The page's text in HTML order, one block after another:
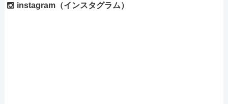
instagram（インスタグラム）